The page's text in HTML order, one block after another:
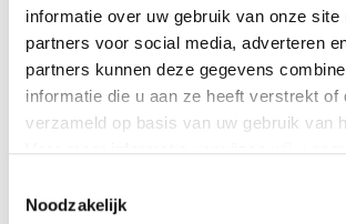
informatie over uw gebruik van onze site
partners voor social media, adverteren
partners kunnen deze gegevens
informatie die u aan ze heeft verstrekt of
verzameld op basis van uw gebruik van
Voor meer informatie verwijzen wij u
Noodzakelijk
Velden met * zijn verplicht!